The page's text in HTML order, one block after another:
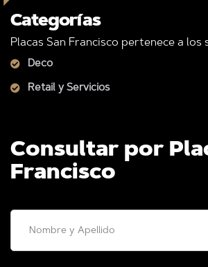
Categorías
Placas San Francisco pertenece a
Deco
Retail y Servicios
Consultar por
Francisco